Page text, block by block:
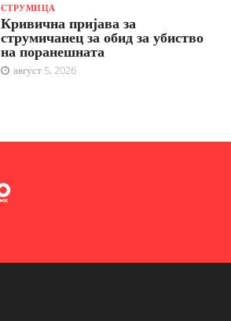
СТРУМИЦА
Кривична пријава за
струмичанец за обид за убиство
на поранешната
август 5, 2026